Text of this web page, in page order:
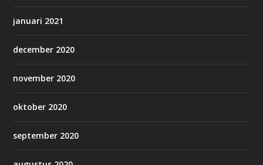
januari 2021
december 2020
november 2020
oktober 2020
september 2020